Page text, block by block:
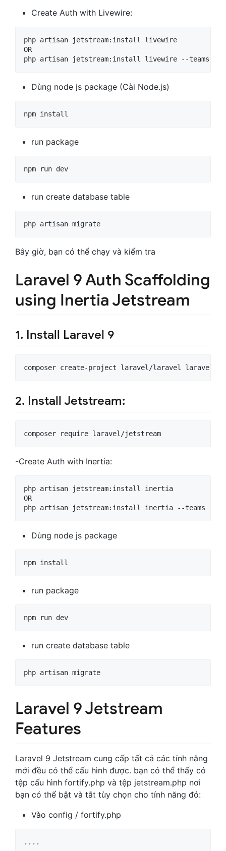
Create Auth with Livewire:
php artisan jetstream:install livewire
OR
php artisan jetstream:install livewire --teams
Dùng node js package (Cài Node.js)
npm install
run package
npm run dev
run create database table
php artisan migrate
Bây giờ, bạn có thể chạy và kiểm tra
Laravel 9 Auth Scaffolding
using Inertia Jetstream
1. Install Laravel 9
composer create-project laravel/laravel
2. Install Jetstream:
composer require laravel/jetstream
-Create Auth with Inertia:
php artisan jetstream:install inertia
OR
php artisan jetstream:install inertia --teams
Dùng node js package
npm install
run package
npm run dev
run create database table
php artisan migrate
Laravel 9 Jetstream
Features
Laravel 9 Jetstream cung cấp tất cả các tính năng
mới đều có thể cấu hình được. bạn có thể thấy có
tệp cấu hình fortify.php và tệp jetstream.php nơi
bạn có thể bật và tắt tùy chọn cho tính năng đó:
Vào config / fortify.php
....